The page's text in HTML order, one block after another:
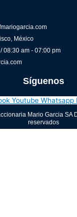
México
08:30 am - 07:00 pm
Síguenos
Youtube Whatsapp
Mario Garcia SA
reservados